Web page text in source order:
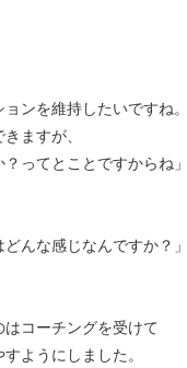
ンを維持したいですね。
ますが、
ってとことですからね」
んな感じなんですか？」
はコーチングを受けて
ようにしました。